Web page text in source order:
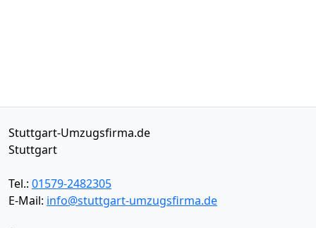
Stuttgart-Umzugsfirma.de
Stuttgart
Tel.: 01579-2482305
E-Mail: info@stuttgart-umzugsfirma.de